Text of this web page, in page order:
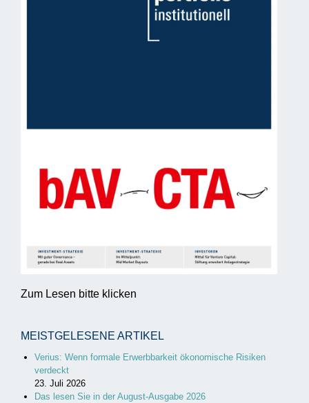
Zum Lesen bitte klicken
MEISTGELESENE ARTIKEL
Verius: Wenn formale Erwerbbarkeit ökonomische Risiken
verdeckt
23. Juli 2026
Das lesen Sie in der August-Ausgabe 2026